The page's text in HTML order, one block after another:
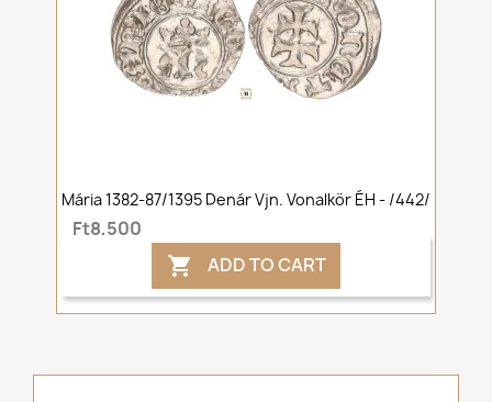
Mária 1382-87/1395 Denár Vjn. Vonalkör ÉH - /442/
Ft8,500
 ADD TO CART